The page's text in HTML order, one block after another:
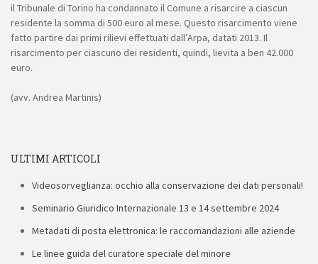
il Tribunale di Torino ha condannato il Comune a risarcire a ciascun
residente la somma di 500 euro al mese. Questo risarcimento viene
fatto partire dai primi rilievi effettuati dall’Arpa, datati 2013. Il
risarcimento per ciascuno dei residenti, quindi, lievita a ben 42.000
euro.
(avv. Andrea Martinis)
ULTIMI ARTICOLI
Videosorveglianza: occhio alla conservazione dei dati personali!
Seminario Giuridico Internazionale 13 e 14 settembre 2024
Metadati di posta elettronica: le raccomandazioni alle aziende
Le linee guida del curatore speciale del minore